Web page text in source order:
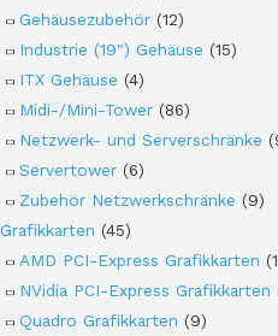
Gehäusezubehör (12)
Industrie (19") Gehäuse (15)
ITX Gehäuse (4)
Midi-/Mini-Tower (86)
Netzwerk- und Serverschränke
Servertower (6)
Zubehör Netzwerkschränke (9)
Grafikkarten (45)
AMD PCI-Express Grafikkarten
NVidia PCI-Express Grafikkarten
Quadro Grafikkarten (9)